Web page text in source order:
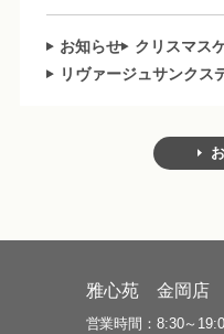
お知らせ クリスマス
リヴァージュサンクス
雅心苑 金岡店
営業時間
8:30～